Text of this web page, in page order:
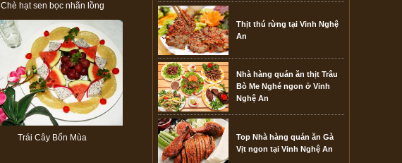
Chè hạt sen bọc nhãn lồng
Trái Cây Bốn Mùa
Thịt thú rừng tại Vinh Nghệ
An
Nhà hàng quán ăn thịt Trâu
Bò Me Nghé ngon ở Vinh
Nghệ An
Top Nhà hàng quán ăn Gà
Vịt ngon tại Vinh Nghệ An